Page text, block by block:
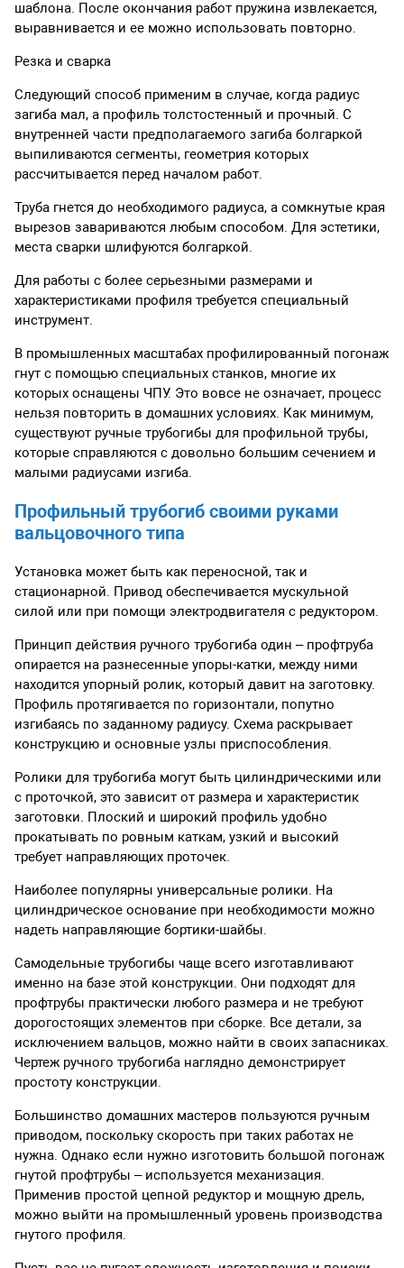
шаблона. После окончания работ пружина извлекается,
выравнивается и ее можно использовать повторно.
Резка и сварка
Следующий способ применим в случае, когда радиус
загиба мал, а профиль толстостенный и прочный. С
внутренней части предполагаемого загиба болгаркой
выпиливаются сегменты, геометрия которых
рассчитывается перед началом работ.
Труба гнется до необходимого радиуса, а сомкнутые края
вырезов завариваются любым способом. Для эстетики,
места сварки шлифуются болгаркой.
Для работы с более серьезными размерами и
характеристиками профиля требуется специальный
инструмент.
В промышленных масштабах профилированный погонаж
гнут с помощью специальных станков, многие их
которых оснащены ЧПУ. Это вовсе не означает, процесс
нельзя повторить в домашних условиях. Как минимум,
существуют ручные трубогибы для профильной трубы,
которые справляются с довольно большим сечением и
малыми радиусами изгиба.
Профильный трубогиб своими руками
вальцовочного типа
Установка может быть как переносной, так и
стационарной. Привод обеспечивается мускульной
силой или при помощи электродвигателя с редуктором.
Принцип действия ручного трубогиба один – профтруба
опирается на разнесенные упоры-катки, между ними
находится упорный ролик, который давит на заготовку.
Профиль протягивается по горизонтали, попутно
изгибаясь по заданному радиусу. Схема раскрывает
конструкцию и основные узлы приспособления.
Ролики для трубогиба могут быть цилиндрическими или
с проточкой, это зависит от размера и характеристик
заготовки. Плоский и широкий профиль удобно
прокатывать по ровным каткам, узкий и высокий
требует направляющих проточек.
Наиболее популярны универсальные ролики. На
цилиндрическое основание при необходимости можно
надеть направляющие бортики-шайбы.
Самодельные трубогибы чаще всего изготавливают
именно на базе этой конструкции. Они подходят для
профтрубы практически любого размера и не требуют
дорогостоящих элементов при сборке. Все детали, за
исключением вальцов, можно найти в своих запасниках.
Чертеж ручного трубогиба наглядно демонстрирует
простоту конструкции.
Большинство домашних мастеров пользуются ручным
приводом, поскольку скорость при таких работах не
нужна. Однако если нужно изготовить большой погонаж
гнутой профтрубы – используется механизация.
Применив простой цепной редуктор и мощную дрель,
можно выйти на промышленный уровень производства
гнутого профиля.